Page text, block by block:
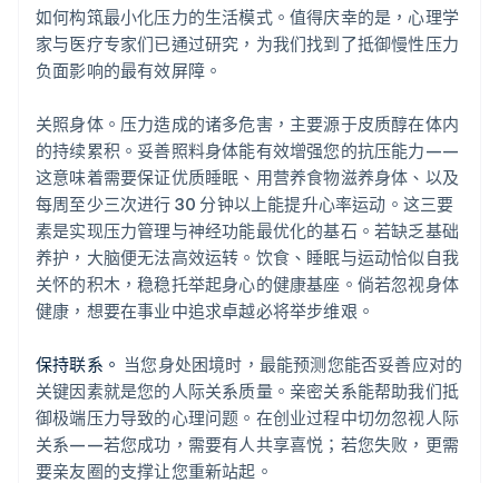
如何构筑最小化压力的生活模式。值得庆幸的是，心理学
家与医疗专家们已通过研究，为我们找到了抵御慢性压力
负面影响的最有效屏障。
关照身体。压力造成的诸多危害，主要源于皮质醇在体内
的持续累积。妥善照料身体能有效增强您的抗压能力——
这意味着需要保证优质睡眠、用营养食物滋养身体、以及
每周至少三次进行 30 分钟以上能提升心率运动。这三要
素是实现压力管理与神经功能最优化的基石。若缺乏基础
养护，大脑便无法高效运转。饮食、睡眠与运动恰似自我
关怀的积木，稳稳托举起身心的健康基座。倘若忽视身体
健康，想要在事业中追求卓越必将举步维艰。
保持联系。 当您身处困境时，最能预测您能否妥善应对的
关键因素就是您的人际关系质量。亲密关系能帮助我们抵
御极端压力导致的心理问题。在创业过程中切勿忽视人际
关系——若您成功，需要有人共享喜悦；若您失败，更需
要亲友圈的支撑让您重新站起。